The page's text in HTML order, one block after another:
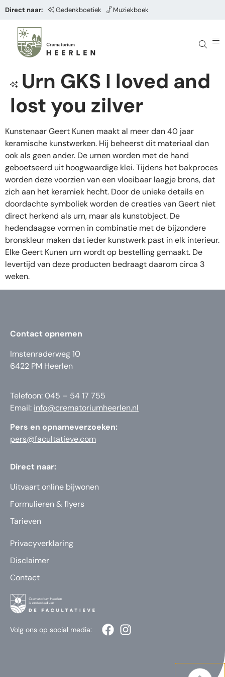
Direct naar: Gedenkboetiek Muziekboek
Urn GKS I loved and
lost you zilver
Kunstenaar Geert Kunen maakt al meer dan 40 jaar
keramische kunstwerken. Hij beheerst dit materiaal dan
ook als geen ander. De urnen worden met de hand
geboetseerd uit hoogwaardige klei. Tijdens het bakproces
worden deze voorzien van een vloeibaar laagje brons, dat
zich aan het keramiek hecht. Door de unieke details en
doordachte symboliek worden de creaties van Geert niet
direct herkend als urn, maar als kunstobject. De
hedendaagse vormen in combinatie met de bijzondere
bronskleur maken dat ieder kunstwerk past in elk interieur.
Elke Geert Kunen urn wordt op bestelling gemaakt. De
levertijd van deze producten bedraagt daarom circa 3
weken.
Contact opnemen
Imstenraderweg 10
6422 PM Heerlen
Telefoon: 045 – 54 17 755
Email: info@crematoriumheerlen.nl
Pers en opnameverzoeken:
pers@facultatieve.com
Direct naar:
Uitvaart online bijwonen
Formulieren & flyers
Tarieven
Privacyverklaring
Disclaimer
Contact
Volg ons op social media: